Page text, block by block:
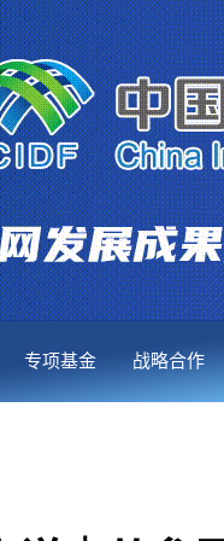
专项基金 战略合作